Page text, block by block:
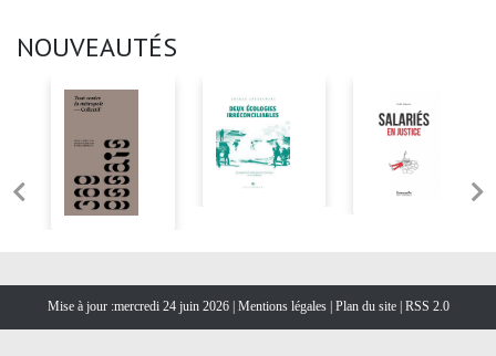
NOUVEAUTÉS
Mise à jour :mercredi 24 juin 2026 | Mentions légales | Plan du site |RSS 2.0